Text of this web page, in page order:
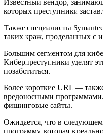
Известный вендор,
которых преступники
Также специалисты
таких краж, проделанных с
Большим сегментом для
Киберпреступники уделят
позаботиться.
Более короткие URL —
вредоносными
фишинговые сайты.
Ожидается, что в
программу, которая в